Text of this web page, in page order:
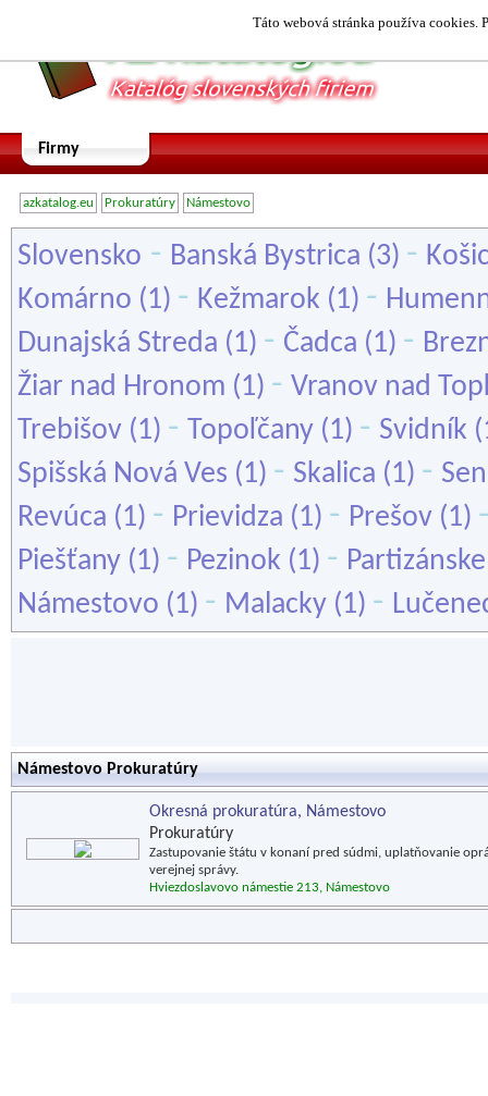
Táto webová stránka používa cookies.
Firmy
azkatalog.eu Prokuratúry Námestovo
Slovensko - Banská Bystrica (3) -
Komárno (1) - Kežmarok (1) -
Dunajská Streda (1) - Čadca (1) -
Žiar nad Hronom (1) - Vranov nad
Trebišov (1) - Topoľčany (1) - Svidník
Spišská Nová Ves (1) - Skalica (1) -
Revúca (1) - Prievidza (1) - Prešov (1)
Piešťany (1) - Pezinok (1) - Partizánske
Námestovo (1) - Malacky (1) -
Námestovo Prokuratúry
Okresná prokuratúra, Námestovo
Prokuratúry
Zastupovanie štátu v konaní pred súdmi, uplatňovanie
verejnej správy.
Hviezdoslavovo námestie 213, Námestovo